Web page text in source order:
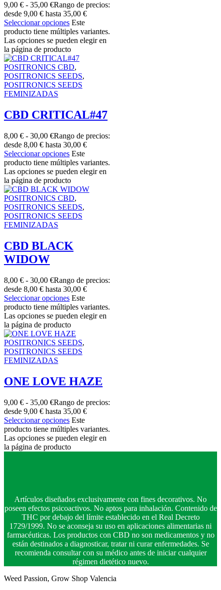
9,00 € - 35,00 €Rango de precios:
desde 9,00 € hasta 35,00 €
Seleccionar opciones Este
producto tiene múltiples variantes.
Las opciones se pueden elegir en
la página de producto
POSITRONICS CBD,
POSITRONICS SEEDS,
POSITRONICS SEEDS
FEMINIZADAS
CBD CRITICAL#47
8,00 € - 30,00 €Rango de precios:
desde 8,00 € hasta 30,00 €
Seleccionar opciones Este
producto tiene múltiples variantes.
Las opciones se pueden elegir en
la página de producto
POSITRONICS CBD,
POSITRONICS SEEDS,
POSITRONICS SEEDS
FEMINIZADAS
CBD BLACK
WIDOW
8,00 € - 30,00 €Rango de precios:
desde 8,00 € hasta 30,00 €
Seleccionar opciones Este
producto tiene múltiples variantes.
Las opciones se pueden elegir en
la página de producto
POSITRONICS SEEDS,
POSITRONICS SEEDS
FEMINIZADAS
ONE LOVE HAZE
9,00 € - 35,00 €Rango de precios:
desde 9,00 € hasta 35,00 €
Seleccionar opciones Este
producto tiene múltiples variantes.
Las opciones se pueden elegir en
la página de producto
Artículos diseñados exclusivamente con fines decorativos. No
poseen efectos psicoactivos. No aptos para inhalación. Contenido de
THC por debajo del límite establecido en el Real Decreto
1729/1999. No se aconseja su uso en aplicaciones alimentarias ni
farmacéuticas. Los productos con CBD no son medicamentos y no
están destinados a diagnosticar, tratar ni curar enfermedades. Se
recomienda consultar con su médico antes de iniciar cualquier
régimen dietético nuevo.
Weed Passion, Grow Shop Valencia